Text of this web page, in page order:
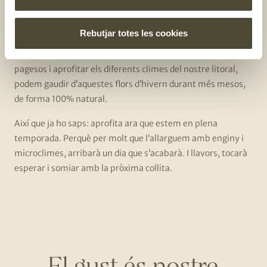
Rebutjar totes les cookies
toquen, però durant més
pagesos i aprofitar els diferents climes del nostre litoral,
podem gaudir d’aquestes flors d’hivern durant més mesos,
de forma 100% natural.
Així que ja ho saps: aprofita ara que estem en plena
temporada. Perquè per molt que l’allarguem amb enginy i
microclimes, arribarà un dia que s’acabarà. I llavors, tocarà
esperar i somiar amb la pròxima collita.